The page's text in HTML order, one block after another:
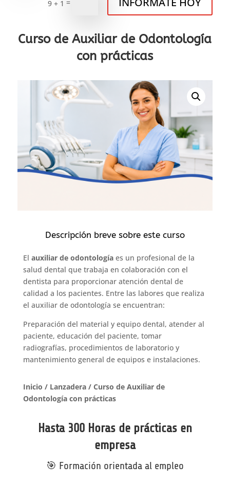
9 + 1 =
Curso de Auxiliar de Odontología
con prácticas
Descripción breve sobre este curso
El auxiliar de odontologíaes un profesional de la
salud dental que trabaja en colaboración con el
dentista para proporcionar atención dental de
calidad a los pacientes. Entre las labores que realiza
el auxiliar de odontología se encuentran:
Preparación del material y equipo dental, atender al
paciente, educación del paciente, tomar
radiografías, procedimientos de laboratorio y
mantenimiento general de equipos e instalaciones.
Inicio / Lanzadera/ Curso de Auxiliar de
Odontología con prácticas
Hasta 300 Horas de prácticas en
empresa
🎯 Formación orientada al empleo